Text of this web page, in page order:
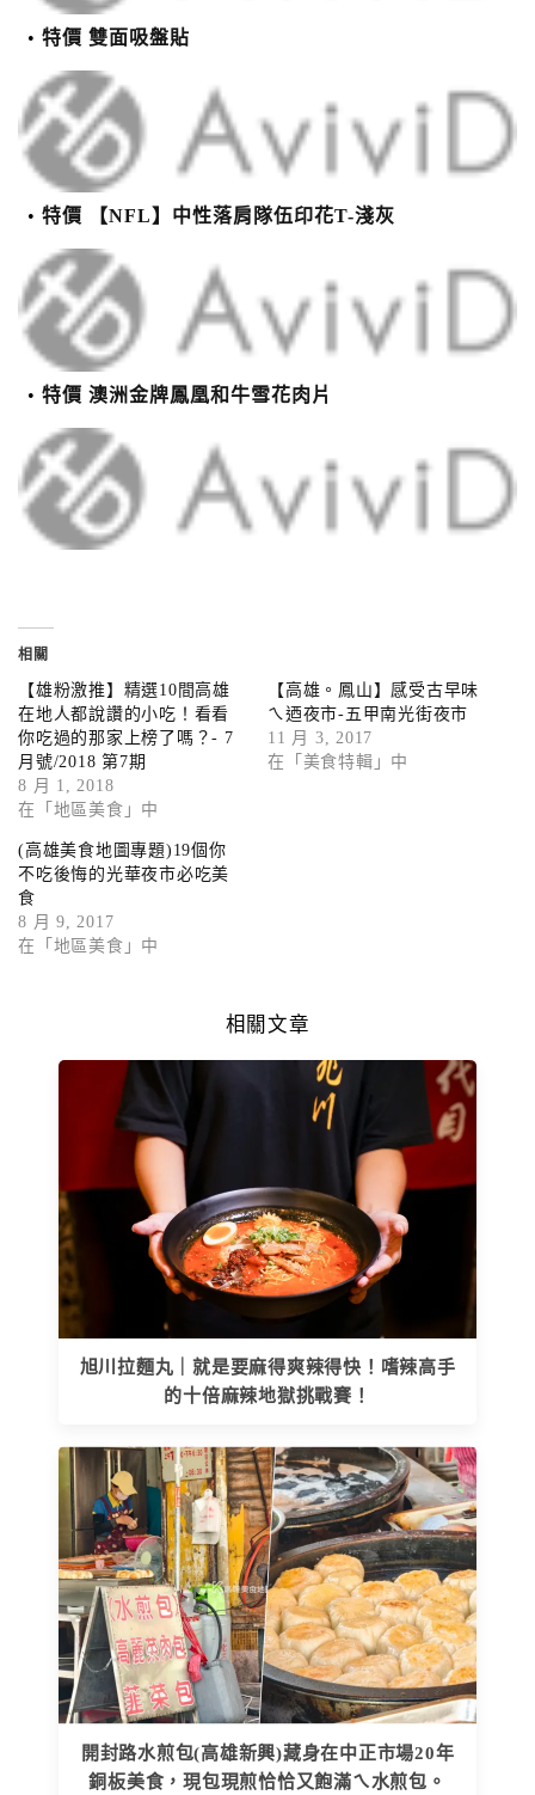
特價 雙面吸盤貼
特價 【NFL】中性落肩隊伍印花T-淺灰
特價 澳洲金牌鳳凰和牛雪花肉片
相關
【雄粉激推】精選10間高雄
在地人都說讚的小吃！看看
你吃過的那家上榜了嗎？- 7
月號/2018 第7期
8 月 1, 2018
在「地區美食」中
【高雄。鳳山】感受古早味
ㄟ迺夜市-五甲南光街夜市
11 月 3, 2017
在「美食特輯」中
(高雄美食地圖專題)19個你
不吃後悔的光華夜市必吃美
食
8 月 9, 2017
在「地區美食」中
相關文章
旭川拉麵丸｜就是要麻得爽辣得快！嗜辣高手
的十倍麻辣地獄挑戰賽！
開封路水煎包(高雄新興)藏身在中正市場20年
銅板美食，現包現煎恰恰又飽滿ㄟ水煎包。